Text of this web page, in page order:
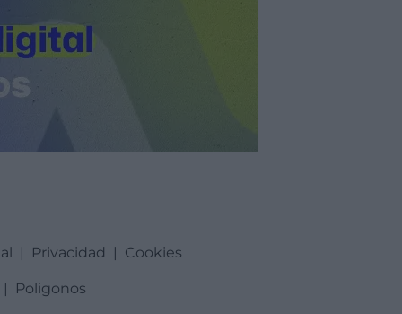
| Privacidad | Cookies
| Poligonos